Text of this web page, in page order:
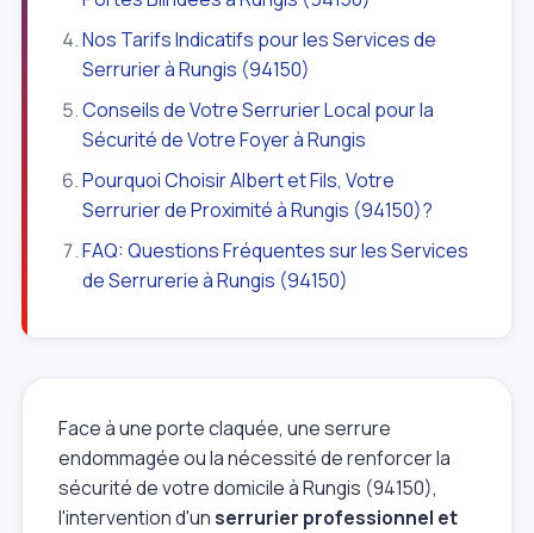
Nos Tarifs Indicatifs pour les Services de
Serrurier à Rungis (94150)
Conseils de Votre Serrurier Local pour la
Sécurité de Votre Foyer à Rungis
Pourquoi Choisir Albert et Fils, Votre
Serrurier de Proximité à Rungis (94150)?
FAQ: Questions Fréquentes sur les Services
de Serrurerie à Rungis (94150)
Face à une porte claquée, une serrure
endommagée ou la nécessité de renforcer la
sécurité de votre domicile à Rungis (94150),
l'intervention d'unserrurier professionnel et